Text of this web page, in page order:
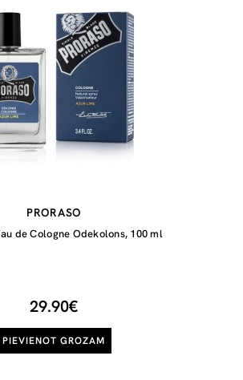
PRORASO
de Cologne Odekolons, 100 ml
29.90€
PIEVIENOT GROZAM